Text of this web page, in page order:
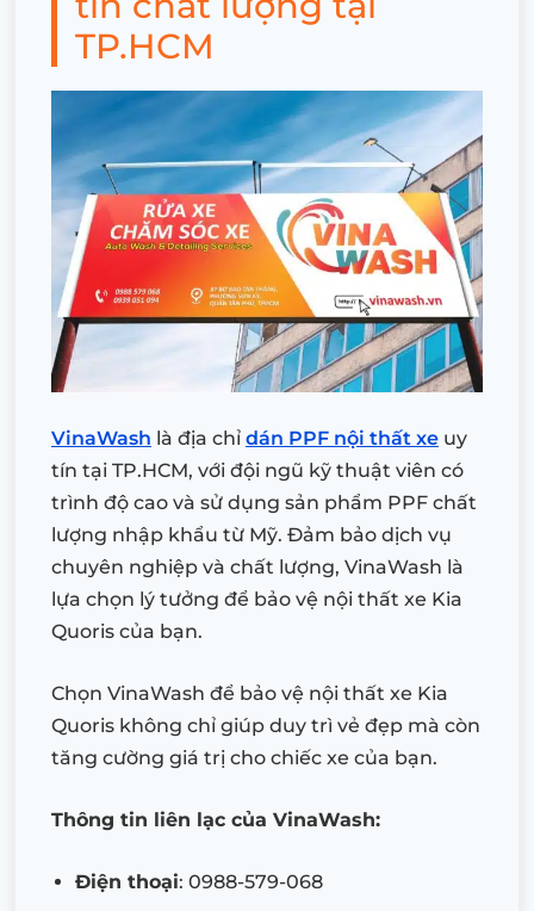
TP.HCM
VinaWash là địa chỉ dán PPF nội thất xe uy
tín tại TP.HCM, với đội ngũ kỹ thuật viên có
trình độ cao và sử dụng sản phẩm PPF chất
lượng nhập khẩu từ Mỹ. Đảm bảo dịch vụ
chuyên nghiệp và chất lượng, VinaWash là
lựa chọn lý tưởng để bảo vệ nội thất xe Kia
Quoris của bạn.
Chọn VinaWash để bảo vệ nội thất xe Kia
Quoris không chỉ giúp duy trì vẻ đẹp mà còn
tăng cường giá trị cho chiếc xe của bạn.
Thông tin liên lạc của VinaWash:
Điện thoại: 0988-579-068